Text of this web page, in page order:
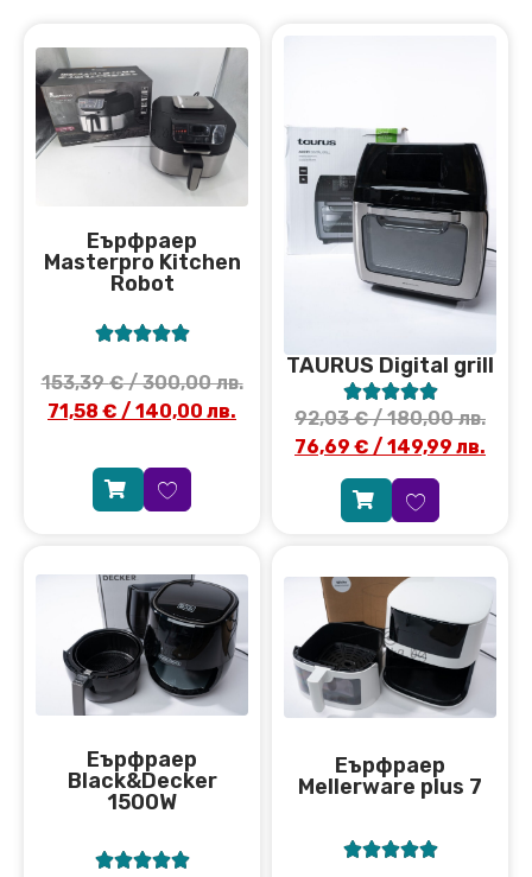
Еърфраер
Masterpro Kitchen
Robot

153,39€/ 300,00 лв.
71,58 € / 140,00 лв.
TAURUS Digital grill

92,03€/ 180,00 лв.
76,69 € / 149,99 лв.
Еърфраер
Black&Decker
1500W

Еърфраер
Мellerware plus 7
